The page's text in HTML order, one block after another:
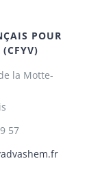
POUR
la Motte-
57